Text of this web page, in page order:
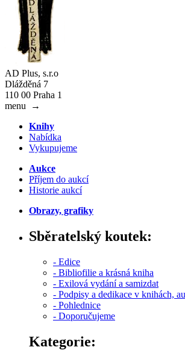
AD Plus, s.r.o
Dlážděná 7
110 00 Praha 1
menu
→
Knihy
Nabídka
Vykupujeme
Aukce
Příjem do aukcí
Historie aukcí
Obrazy, grafiky
Sběratelský koutek:
- Edice
- Bibliofilie a krásná kniha
- Exilová vydání a samizdat
- Podpisy a dedikace v knihách,
- Pohlednice
- Doporučujeme
Kategorie: